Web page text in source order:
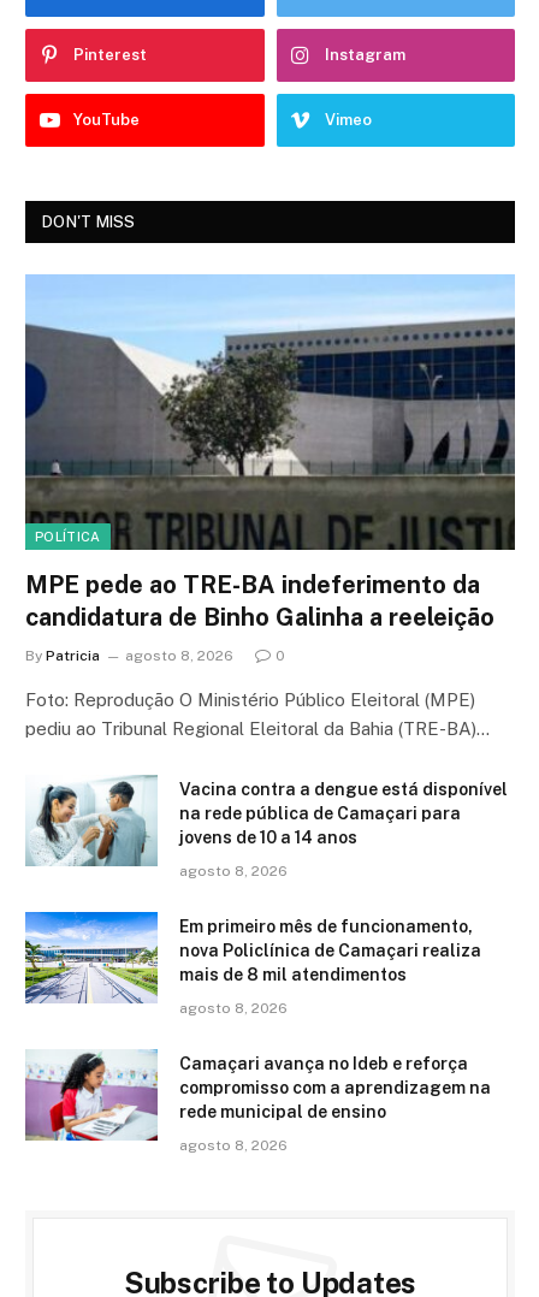
Pinterest Instagram
YouTube Vimeo
DON'T MISS
POLÍTICA
MPE pede ao TRE-BA indeferimento da
candidatura de Binho Galinha a reeleição
By Patricia agosto 8, 2026 0
Foto: Reprodução O Ministério Público Eleitoral (MPE)
pediu ao Tribunal Regional Eleitoral da Bahia (TRE-BA)…
Vacina contra a dengue está disponível
na rede pública de Camaçari para
jovens de 10 a 14 anos
agosto 8, 2026
Em primeiro mês de funcionamento,
nova Policlínica de Camaçari realiza
mais de 8 mil atendimentos
agosto 8, 2026
Camaçari avança no Ideb e reforça
compromisso com a aprendizagem na
rede municipal de ensino
agosto 8, 2026
Subscribe to Updates